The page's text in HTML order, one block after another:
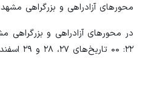
محورهای آزادراهی و بزرگراهی مشهد
۲۲: ۰۰ تاریخ‌های ۲۷، ۲۸ و ۲۹ اسفند و از ساعت ۰۷: ۰۰ تا ساعت ۲۲: ۰۰ تاریخ‌های ۳، ۴، ۱۱، ۱۲ فروردین ممنوع است.